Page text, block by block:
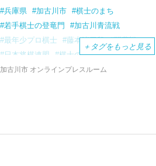
兵庫県 加古川市
棋士のまち
若手棋士の登竜門
加古川青流戦
最年少プロ棋士
藤本渚四段
開幕戦
日本将棋連盟
棋士のまち加古川
刀田山鶴林寺
＋ タグをもっと見る
加古川市 オンラインプレスルーム